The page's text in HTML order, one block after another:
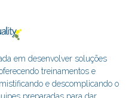
em desenvolver soluções
treinamentos e
e descomplicando o